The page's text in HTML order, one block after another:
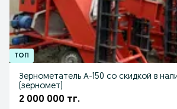
Зернометатель А-150 со скидкой в
(зерномет)
2 000 000 тг.